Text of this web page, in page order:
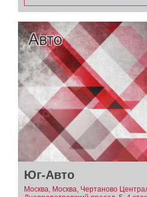
Юг-Авто
Москва, Москва, Чертаново